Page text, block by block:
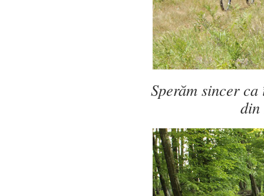
Sperăm sincer
din